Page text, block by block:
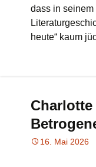
dass in seinem
heute“ kaum
16. Mai 2026